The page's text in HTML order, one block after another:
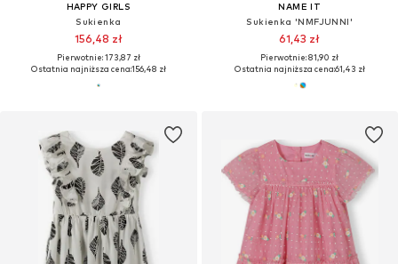
HAPPY GIRLS
Sukienka
156,48 zł
Pierwotnie: 173,87 zł
Ostatnia najniższa cena:156,48 zł
NAME IT
Sukienka 'NMFJUNNI'
61,43 zł
Pierwotnie: 81,90 zł
Ostatnia najniższa cena:61,43 zł